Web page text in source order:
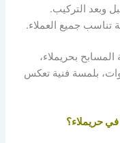
وبعد التركيب.
تناسب جميع العملاء.
بحريملاء،
بلمسة فنية تعكس
حريملاء؟